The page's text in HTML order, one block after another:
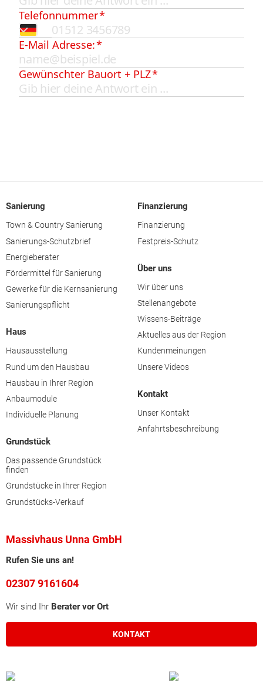
Sanierung
Town & Country Sanierung
Sanierungs-Schutzbrief
Energieberater
Fördermittel für Sanierung
Gewerke für die Kernsanierung
Sanierungspflicht
Haus
Hausausstellung
Rund um den Hausbau
Hausbau in Ihrer Region
Anbaumodule
Individuelle Planung
Grundstück
Das passende Grundstück
finden
Grundstücke in Ihrer Region
Grundstücks-Verkauf
Finanzierung
Finanzierung
Festpreis-Schutz
Über uns
Wir über uns
Stellenangebote
Wissens-Beiträge
Aktuelles aus der Region
Kundenmeinungen
Unsere Videos
Kontakt
Unser Kontakt
Anfahrtsbeschreibung
Massivhaus Unna GmbH
Rufen Sie uns an!
02307 9161604
Wir sind Ihr Berater vor Ort
KONTAKT